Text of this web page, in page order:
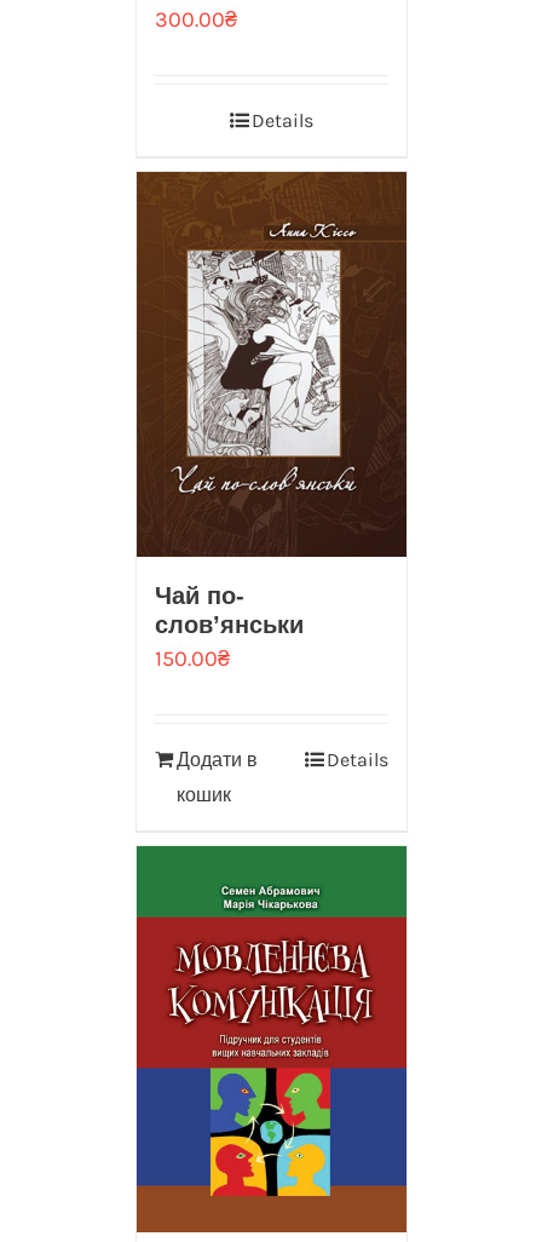
300.00₴
Details
Чай по-
слов’янськи
150.00₴
Додати в
кошик
Details